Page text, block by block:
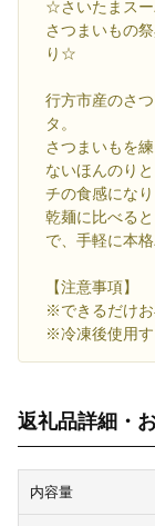
☆さいたまスー
さつまいもの
り☆
行方市産のさ
タ。
さつまいもを
ないほんのり
チの食感になり
乾麺に比べる
で、手軽に本
【注意事項】
※できるだけお
※冷凍後使用す
返礼品詳細・
内容量